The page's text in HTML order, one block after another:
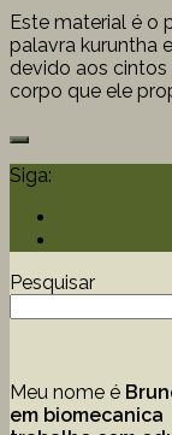
Este material é o
palavra kuruntha
devido aos
corpo que ele
Siga:
Pesquisar
Meu nome é
em